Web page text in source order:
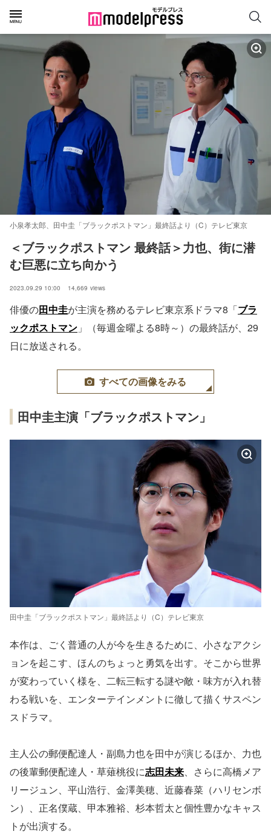
小泉孝太郎、田中圭「ブラックポストマン」最終話より（C）テレビ東京
＜ブラックポストマン 最終話＞力也、街に潜
む巨悪に立ち向かう
2023.09.29 10:00 14,669 views
俳優の田中圭が主演を務めるテレビ東京系ドラマ8「ブラ
ックポストマン 」（毎週金曜よる8時～）の最終話が、29
日に放送される。
すべての画像をみる
田中圭主演「ブラックポストマン」
田中圭「ブラックポストマン」最終話より（C）テレビ東京
本作は、ごく普通の人が今を生きるために、小さなアクシ
ョンを起こす、ほんのちょっと勇気を出す。そこから世界
が変わっていく様を、二転三転する謎や敵・味方が入れ替
わる戦いを、エンターテインメントに徹して描くサスペン
スドラマ。
主人公の郵便配達人・副島力也を田中が演じるほか、力也
の後輩郵便配達人・草薙桃役に志田未来、さらに高橋メア
リージュン、平山浩行、金澤美穂、近藤春菜（ハリセンボ
ン）、正名僕蔵、甲本雅裕、杉本哲太と個性豊かなキャス
トが出演する。